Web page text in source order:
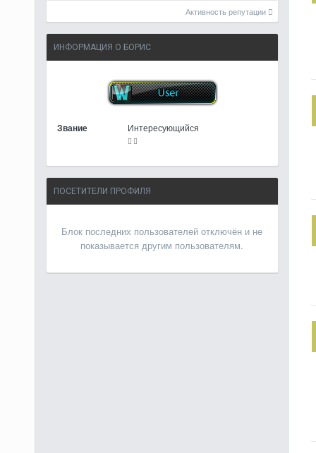
Активность репутации
ИНФОРМАЦИЯ О БОРИС
Звание Интересующийся
ПОСЕТИТЕЛИ ПРОФИЛЯ
Блок последних пользователей отключён и не
показывается другим пользователям.